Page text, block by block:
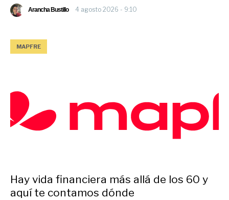
Arancha Bustillo 4 agosto 2026 - 9:10
MAPFRE
Hay vida financiera más allá de los 60 y
aquí te contamos dónde